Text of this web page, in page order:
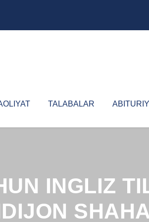
TALABALAR
INGLIZ